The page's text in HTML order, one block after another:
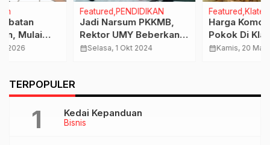
PENDIDIKAN
Jadi Narsum PKKMB,
Rektor UMY Beberkan 9
Kunci Untuk Lejitkan
calendar_monthSelasa, 1 Okt 2024
Featured
Harga Komoditas Bahan
Pokok Di Klaten Aman,
Bupati Nyatakan Belum
calendar_month Kamis, 20 Mar 2025
TERPOPULER
Bisnis
Kedai Kepanduan